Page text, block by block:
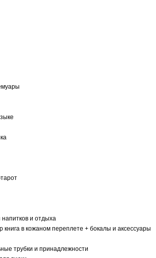
и отдыха
книга в кожаном переплете + бокалы и аксессуары
трубки и принадлежности